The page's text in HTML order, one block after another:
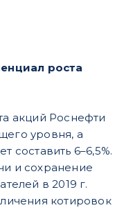
роста
акций Роснефти
уровня, а
составить 6–6,5%.
и сохранение
в 2019 г.
котировок